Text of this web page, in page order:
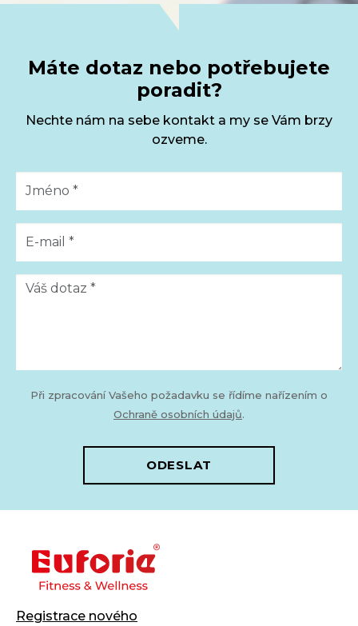
Máte dotaz nebo potřebujete
poradit?
Nechte nám na sebe kontakt a my se Vám brzy
ozveme.
Při zpracování Vašeho požadavku se řídíme nařízením o
Ochraně osobních údajů.
ODESLAT
Registrace nového